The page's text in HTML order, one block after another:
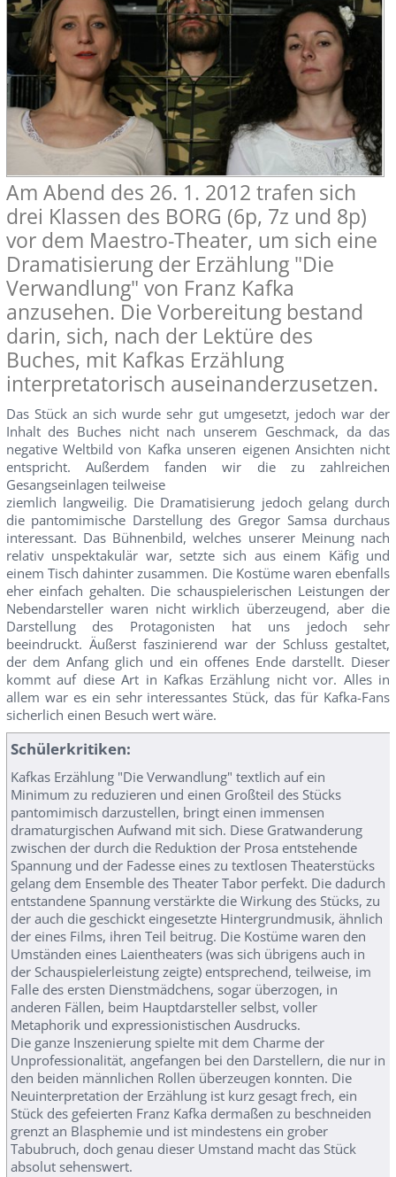
Am Abend des 26. 1. 2012 trafen sich
drei Klassen des BORG (6p, 7z und 8p)
vor dem Maestro-Theater, um sich eine
Dramatisierung der Erzählung "Die
Verwandlung" von Franz Kafka
anzusehen. Die Vorbereitung bestand
darin, sich, nach der Lektüre des
Buches, mit Kafkas Erzählung
interpretatorisch auseinanderzusetzen.
Das Stück an sich wurde sehr gut umgesetzt, jedoch war der
Inhalt des Buches nicht nach unserem Geschmack, da das
negative Weltbild von Kafka unseren eigenen Ansichten nicht
entspricht. Außerdem fanden wir die zu zahlreichen
Gesangseinlagen teilweise
ziemlich langweilig. Die Dramatisierung jedoch gelang durch
die pantomimische Darstellung des Gregor Samsa durchaus
interessant. Das Bühnenbild, welches unserer Meinung nach
relativ unspektakulär war, setzte sich aus einem Käfig und
einem Tisch dahinter zusammen. Die Kostüme waren ebenfalls
eher einfach gehalten. Die schauspielerischen Leistungen der
Nebendarsteller waren nicht wirklich überzeugend, aber die
Darstellung des Protagonisten hat uns jedoch sehr
beeindruckt. Äußerst faszinierend war der Schluss gestaltet,
der dem Anfang glich und ein offenes Ende darstellt. Dieser
kommt auf diese Art in Kafkas Erzählung nicht vor. Alles in
allem war es ein sehr interessantes Stück, das für Kafka-Fans
sicherlich einen Besuch wert wäre.
Schülerkritiken:
Kafkas Erzählung "Die Verwandlung" textlich auf ein
Minimum zu reduzieren und einen Großteil des Stücks
pantomimisch darzustellen, bringt einen immensen
dramaturgischen Aufwand mit sich. Diese Gratwanderung
zwischen der durch die Reduktion der Prosa entstehende
Spannung und der Fadesse eines zu textlosen Theaterstücks
gelang dem Ensemble des Theater Tabor perfekt. Die dadurch
entstandene Spannung verstärkte die Wirkung des Stücks, zu
der auch die geschickt eingesetzte Hintergrundmusik, ähnlich
der eines Films, ihren Teil beitrug. Die Kostüme waren den
Umständen eines Laientheaters (was sich übrigens auch in
der Schauspielerleistung zeigte) entsprechend, teilweise, im
Falle des ersten Dienstmädchens, sogar überzogen, in
anderen Fällen, beim Hauptdarsteller selbst, voller
Metaphorik und expressionistischen Ausdrucks.
Die ganze Inszenierung spielte mit dem Charme der
Unprofessionalität, angefangen bei den Darstellern, die nur in
den beiden männlichen Rollen überzeugen konnten. Die
Neuinterpretation der Erzählung ist kurz gesagt frech, ein
Stück des gefeierten Franz Kafka dermaßen zu beschneiden
grenzt an Blasphemie und ist mindestens ein grober
Tabubruch, doch genau dieser Umstand macht das Stück
absolut sehenswert.